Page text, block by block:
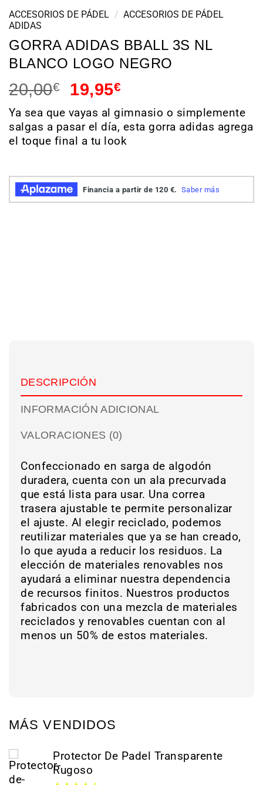
ACCESORIOS DE PÁDEL / ACCESORIOS DE PÁDEL
ADIDAS
GORRA ADIDAS BBALL 3S NL
BLANCO LOGO NEGRO
20,00€ 19,95€
Ya sea que vayas al gimnasio o simplemente
salgas a pasar el día, esta gorra adidas agrega
el toque final a tu look
DESCRIPCIÓN
INFORMACIÓN ADICIONAL
VALORACIONES (0)
Confeccionado en sarga de algodón
duradera, cuenta con un ala precurvada
que está lista para usar. Una correa
trasera ajustable te permite personalizar
el ajuste. Al elegir reciclado, podemos
reutilizar materiales que ya se han creado,
lo que ayuda a reducir los residuos. La
elección de materiales renovables nos
ayudará a eliminar nuestra dependencia
de recursos finitos. Nuestros productos
fabricados con una mezcla de materiales
reciclados y renovables cuentan con al
menos un 50% de estos materiales.
MÁS VENDIDOS
Protector De Padel Transparente
Rugoso